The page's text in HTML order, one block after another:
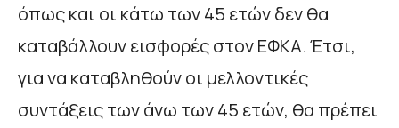
όπως και οι κάτω των 45 ετών δεν θα
καταβάλλουν εισφορές στον ΕΦΚΑ. Έτσι,
για να καταβληθούν οι μελλοντικές
συντάξεις των άνω των 45 ετών, θα πρέπει